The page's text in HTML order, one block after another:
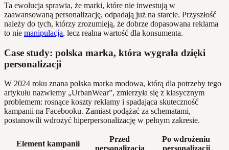
Ta ewolucja sprawia, że marki, które nie inwestują w
zaawansowaną personalizację, odpadają już na starcie. Przyszłość
należy do tych, którzy zrozumieją, że dobrze dopasowana reklama
to nie manipulacja, lecz realna wartość dla konsumenta.
Case study: polska marka, która wygrała dzięki
personalizacji
W 2024 roku znana polska marka modowa, którą dla potrzeby tego
artykułu nazwiemy „UrbanWear”, zmierzyła się z klasycznym
problemem: rosnące koszty reklamy i spadająca skuteczność
kampanii na Facebooku. Zamiast podążać za schematami,
postanowili wdrożyć hiperpersonalizację w pełnym zakresie.
Element kampanii
Przed
Po wdrożeniu